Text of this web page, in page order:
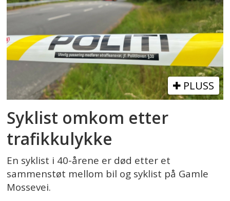
PLUSS
Syklist omkom etter
trafikkulykke
En syklist i 40-årene er død etter et
sammenstøt mellom bil og syklist på Gamle
Mossevei.